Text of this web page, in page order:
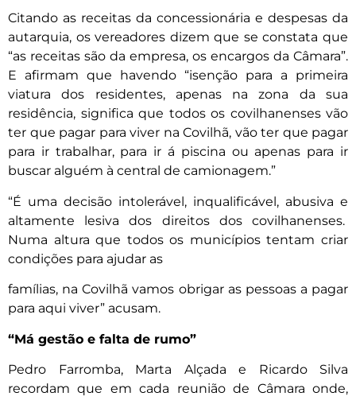
Citando as receitas da concessionária e despesas da
autarquia, os vereadores dizem que se constata que
“as receitas são da empresa, os encargos da Câmara”.
E afirmam que havendo “isenção para a primeira
viatura dos residentes, apenas na zona da sua
residência, significa que todos os covilhanenses vão
ter que pagar para viver na Covilhã, vão ter que pagar
para ir trabalhar, para ir á piscina ou apenas para ir
buscar alguém à central de camionagem.”
“É uma decisão intolerável, inqualificável, abusiva e
altamente lesiva dos direitos dos covilhanenses.
Numa altura que todos os municípios tentam criar
condições para ajudar as
famílias, na Covilhã vamos obrigar as pessoas a pagar
para aqui viver” acusam.
“Má gestão e falta de rumo”
Pedro Farromba, Marta Alçada e Ricardo Silva
recordam que em cada reunião de Câmara onde,